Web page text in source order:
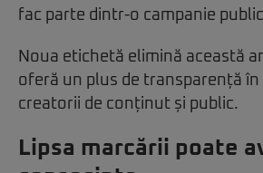
fac parte dintr-o campanie
Noua etichetă elimină această
oferă un plus de transparență
creatorii de conținut și public.
Lipsa marcării poate